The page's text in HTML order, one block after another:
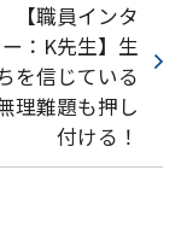
【職員インタ
：K先生】生
を信じている
理難題も押し
付ける！